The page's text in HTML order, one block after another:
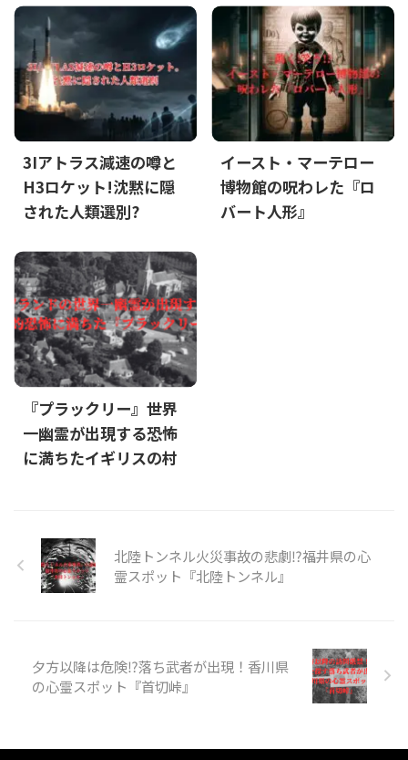
3Iアトラス減速の噂と
H3ロケット!沈黙に隠
された人類選別?
イースト・マーテロー
博物館の呪わレた『ロ
バート人形』
『プラックリー』世界
一幽霊が出現する恐怖
に満ちたイギリスの村
北陸トンネル火災事故の悲劇⁉福井県の心
霊スポット『北陸トンネル』
夕方以降は危険⁉落ち武者が出現！香川県
の心霊スポット『首切峠』